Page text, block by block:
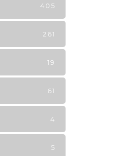
405
261
19
61
4
5